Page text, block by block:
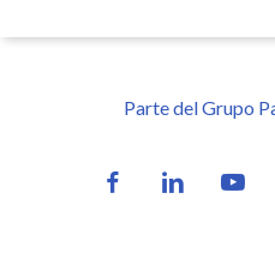
Parte del Grupo
facebooklinkedin youtube